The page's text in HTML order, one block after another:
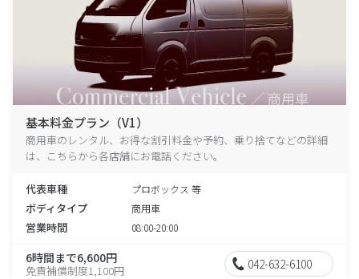
基本料金プラン（V1）
商用車のレンタル、お得な割引料金や予約、乗り捨てなどの詳細
は、こちらから各店舗にお電話ください。
代表車種 プロボックス 等
ボディタイプ 商用車
営業時間 08:00-20:00
6時間まで6,600円
免責補償制度1,100円 042-632-6100